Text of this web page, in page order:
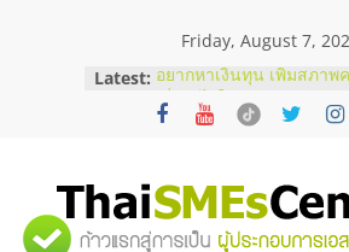
Friday, August 7,
Latest: อยากหาเงินทุน เพิ่มสภาพ
เริ่มยังไงให้ผ่านฉลุย
สัมมนาออนไลน์ โอกาสบริ
ThaiFranchise Meet
ไชส์ ครั้งที่ 8
ร้านเครื่องเสียงคุณภาพสู